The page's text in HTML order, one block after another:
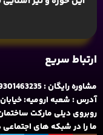
ارتباط سریع
مشاوره رایگان : 09301463235
آدرس : شعبه ارومیه:
روبروی دیلی مارکت ساختمان کوثر 1 -
ما را در شبکه های اجتماعی